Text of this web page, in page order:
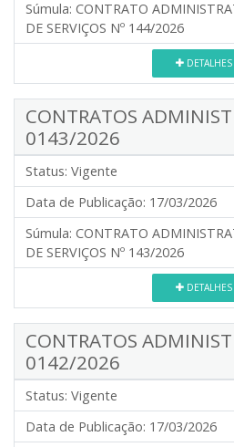
Súmula: CONTRATO
DE SERVIÇOS Nº 144/2026
DETALHES
CONTRATOS
0143/2026
Status: Vigente
Data de Publicação: 17/03/2026
Súmula: CONTRATO
DE SERVIÇOS Nº 143/2026
DETALHES
CONTRATOS
0142/2026
Status: Vigente
Data de Publicação: 17/03/2026